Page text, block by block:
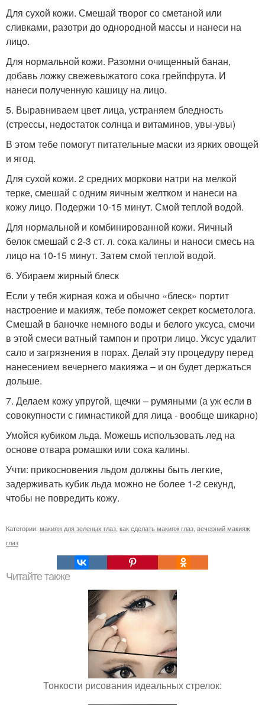
Для сухой кожи. Смешай творог со сметаной или
сливками, разотри до однородной массы и нанеси на
лицо.
Для нормальной кожи. Разомни очищенный банан,
добавь ложку свежевыжатого сока грейпфрута. И
нанеси полученную кашицу на лицо.
5. Выравниваем цвет лица, устраняем бледность
(стрессы, недостаток солнца и витаминов, увы-увы)
В этом тебе помогут питательные маски из ярких овощей
и ягод.
Для сухой кожи. 2 средних моркови натри на мелкой
терке, смешай с одним яичным желтком и нанеси на
кожу лицо. Подержи 10-15 минут. Смой теплой водой.
Для нормальной и комбинированной кожи. Яичный
белок смешай с 2-3 ст. л. сока калины и наноси смесь на
лицо на 10-15 минут. Затем смой теплой водой.
6. Убираем жирный блеск
Если у тебя жирная кожа и обычно «блеск» портит
настроение и макияж, тебе поможет секрет косметолога.
Смешай в баночке немного воды и белого уксуса, смочи
в этой смеси ватный тампон и протри лицо. Уксус удалит
сало и загрязнения в порах. Делай эту процедуру перед
нанесением вечернего макияжа – и он будет держаться
дольше.
7. Делаем кожу упругой, щечки – румяными (а уж если в
совокупности с гимнастикой для лица - вообще шикарно)
Умойся кубиком льда. Можешь использовать лед на
основе отвара ромашки или сока калины.
Учти: прикосновения льдом должны быть легкие,
задерживать кубик льда можно не более 1-2 секунд,
чтобы не повредить кожу.
Категории: макияж для зеленых глаз как сделать макияж глаз вечерний макияж
глаз
Читайте также
Тонкости рисования идеальных стрелок: